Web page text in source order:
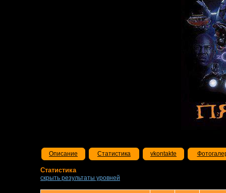
Описание Статистика vkontakte
Статистика
скрыть результаты уровней